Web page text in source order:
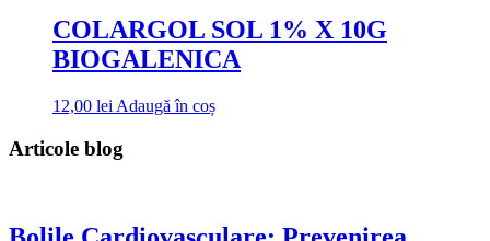
COLARGOL SOL 1% X 10G
BIOGALENICA
12,00 lei Adaugă în coș
Articole blog